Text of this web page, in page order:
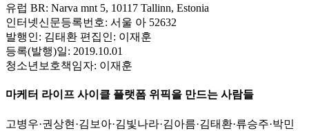
유럽 BR: Narva mnt 5, 10117 Tallinn, Estonia
인터넷신문등록번호: 서울 아 52632
발행인: 김태환 편집인: 이재훈
등록(발행)일: 2019.10.01
청소년보호책임자: 이재훈
마케터 라이프 사이클 플랫폼 위픽을 만드는 사람들
고병우·권상현 ·김보아·김빛나라·김아름·김태환·류승주·박민